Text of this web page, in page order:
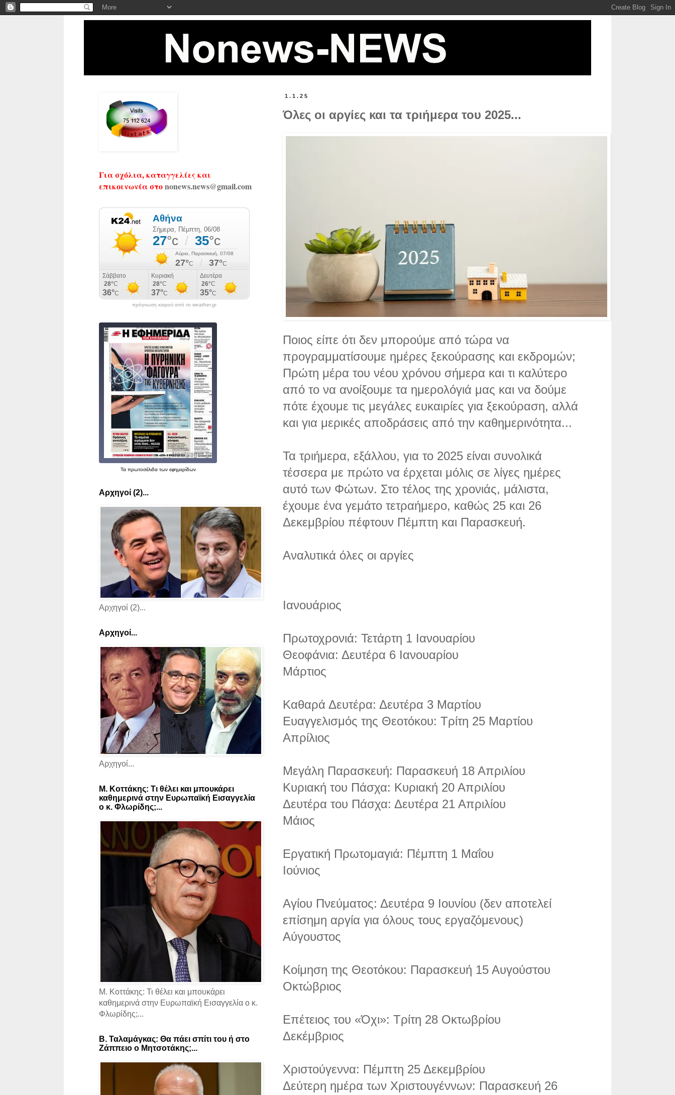
1.1.25
Όλες οι αργίες και τα τριήμερα του 2025...
Ποιος είπε ότι δεν μπορούμε από τώρα να
προγραμματίσουμε ημέρες ξεκούρασης και εκδρομών;
Πρώτη μέρα του νέου χρόνου σήμερα και τι καλύτερο
από το να ανοίξουμε τα ημερολόγιά μας και να δούμε
πότε έχουμε τις μεγάλες ευκαιρίες για ξεκούραση, αλλά
και για μερικές αποδράσεις από την καθημερινότητα...
Τα τριήμερα, εξάλλου, για το 2025 είναι συνολικά
τέσσερα με πρώτο να έρχεται μόλις σε λίγες ημέρες
αυτό των Φώτων. Στο τέλος της χρονιάς, μάλιστα,
έχουμε ένα γεμάτο τετραήμερο, καθώς 25 και 26
Δεκεμβρίου πέφτουν Πέμπτη και Παρασκευή.
Αναλυτικά όλες οι αργίες
Ιανουάριος
Πρωτοχρονιά: Τετάρτη 1 Ιανουαρίου
Θεοφάνια: Δευτέρα 6 Ιανουαρίου
Μάρτιος
Καθαρά Δευτέρα: Δευτέρα 3 Μαρτίου
Ευαγγελισμός της Θεοτόκου: Τρίτη 25 Μαρτίου
Απρίλιος
Μεγάλη Παρασκευή: Παρασκευή 18 Απριλίου
Κυριακή του Πάσχα: Κυριακή 20 Απριλίου
Δευτέρα του Πάσχα: Δευτέρα 21 Απριλίου
Μάιος
Εργατική Πρωτομαγιά: Πέμπτη 1 Μαΐου
Ιούνιος
Αγίου Πνεύματος: Δευτέρα 9 Ιουνίου (δεν αποτελεί
επίσημη αργία για όλους τους εργαζόμενους)
Αύγουστος
Κοίμηση της Θεοτόκου: Παρασκευή 15 Αυγούστου
Οκτώβριος
Επέτειος του «Όχι»: Τρίτη 28 Οκτωβρίου
Δεκέμβριος
Χριστούγεννα: Πέμπτη 25 Δεκεμβρίου
Δεύτερη ημέρα των Χριστουγέννων: Παρασκευή 26
Για σχόλια, καταγγελίες και
επικοινωνία στοnonews.news@gmail.com
πρόγνωση καιρού από το weather.gr
Τα πρωτοσέλιδατων εφημερίδων
Αρχηγοί (2)...
Αρχηγοί (2)...
Αρχηγοί...
Αρχηγοί...
Μ. Κοττάκης: Τι θέλει και μπουκάρει
καθημερινά στην Ευρωπαϊκή Εισαγγελία
ο κ. Φλωρίδης;...
Μ. Κοττάκης: Τι θέλει και μπουκάρει
καθημερινά στην Ευρωπαϊκή Εισαγγελία ο κ.
Φλωρίδης;...
Β. Ταλαμάγκας: Θα πάει σπίτι του ή στο
Ζάππειο ο Μητσοτάκης;...